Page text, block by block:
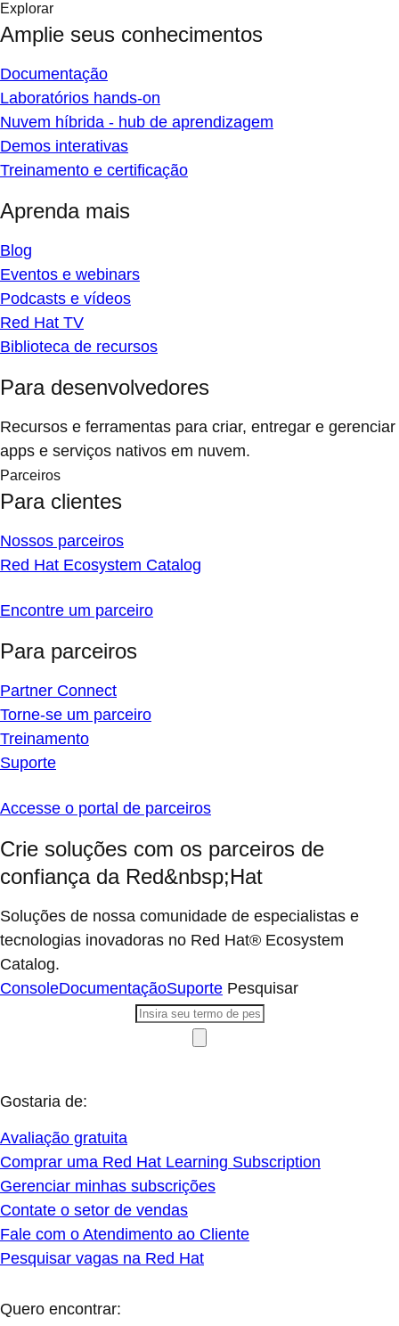
Explorar
Amplie seus conhecimentos
Documentação
Laboratórios hands-on
Nuvem híbrida - hub de aprendizagem
Demos interativas
Treinamento e certificação
Aprenda mais
Blog
Eventos e webinars
Podcasts e vídeos
Red Hat TV
Biblioteca de recursos
Para desenvolvedores
Recursos e ferramentas para criar, entregar e gerenciar
apps e serviços nativos em nuvem.
Parceiros
Para clientes
Nossos parceiros
Red Hat Ecosystem Catalog
Encontre um parceiro
Para parceiros
Partner Connect
Torne-se um parceiro
Treinamento
Suporte
Accesse o portal de parceiros
Crie soluções com os parceiros de
confiança da Red&nbsp;Hat
Soluções de nossa comunidade de especialistas e
tecnologias inovadoras no Red Hat® Ecosystem
Catalog.
ConsoleDocumentaçãoSuporte Pesquisar
Gostaria de:
Avaliação gratuita
Comprar uma Red Hat Learning Subscription
Gerenciar minhas subscrições
Contate o setor de vendas
Fale com o Atendimento ao Cliente
Pesquisar vagas na Red Hat
Quero encontrar: